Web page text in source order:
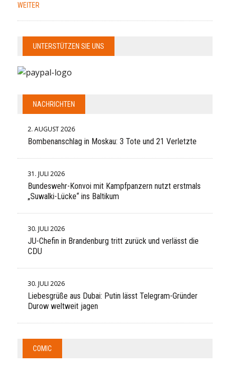
WEITER
UNTERSTÜTZEN SIE UNS
NACHRICHTEN
2. AUGUST 2026
Bombenanschlag in Moskau: 3 Tote und 21 Verletzte
31. JULI 2026
Bundeswehr-Konvoi mit Kampfpanzern nutzt erstmals
„Suwalki-Lücke“ ins Baltikum
30. JULI 2026
JU-Chefin in Brandenburg tritt zurück und verlässt die
CDU
30. JULI 2026
Liebesgrüße aus Dubai: Putin lässt Telegram-Gründer
Durow weltweit jagen
COMIC